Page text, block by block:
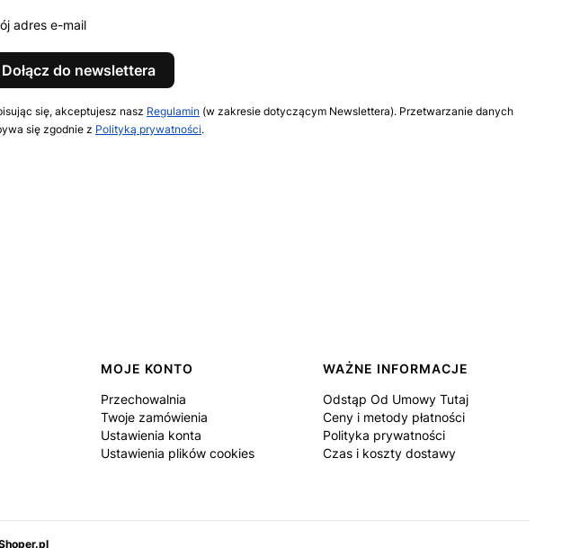
adres e-mail
Dołącz do newslettera
się, akceptujesz nasz Regulamin (w zakresie dotyczącym Newslettera). Przetwarzanie danych
się zgodnie z Polityką prywatności.
MOJE KONTO
Przechowalnia
Twoje zamówienia
Ustawienia konta
Ustawienia plików cookies
WAŻNE INFORMACJE
Odstąp Od Umowy Tutaj
Ceny i metody płatności
Polityka prywatności
Czas i koszty dostawy